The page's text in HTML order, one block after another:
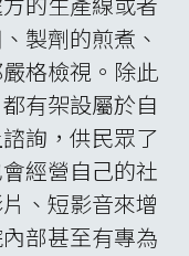
他們上下床，
護腰椎；新穎
患者在看診前
確性。含笑兒
置了毫針針灸
痛感；醫師也
檢查，各種急